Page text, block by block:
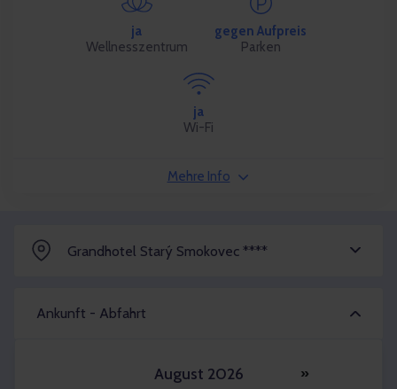
ja
Wellnesszentrum
gegen Aufpreis
Parken
ja
Wi-Fi
Mehre Info
Grandhotel Starý Smokovec ****
Ankunft - Abfahrt
August 2026 »